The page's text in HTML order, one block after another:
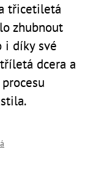
třicetiletá
zhubnout
i díky své
dcera a